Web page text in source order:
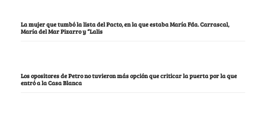
La mujer que tumbó la lista del Pacto, en la que estaba María Fda. Carrascal,
María del Mar Pizarro y “Lalis
Los opositores de Petro no tuvieron más opción que criticar la puerta por la que
entró a la Casa Blanca